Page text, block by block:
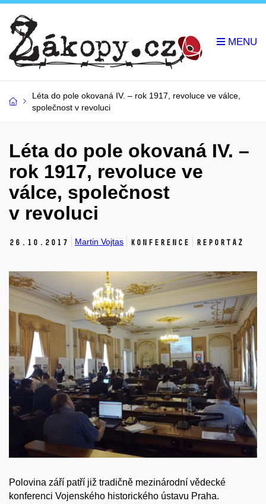
Léta do pole okovaná IV. – rok 1917, revoluce ve válce,
společnost v revoluci
Léta do pole okovaná IV. –
rok 1917, revoluce ve
válce, společnost
v revoluci
26. 10. 2017 Martin Vojtas Konference Reportáž
Polovina září patří již tradičně mezinárodní vědecké
konferenci Vojenského historického ústavu Praha.